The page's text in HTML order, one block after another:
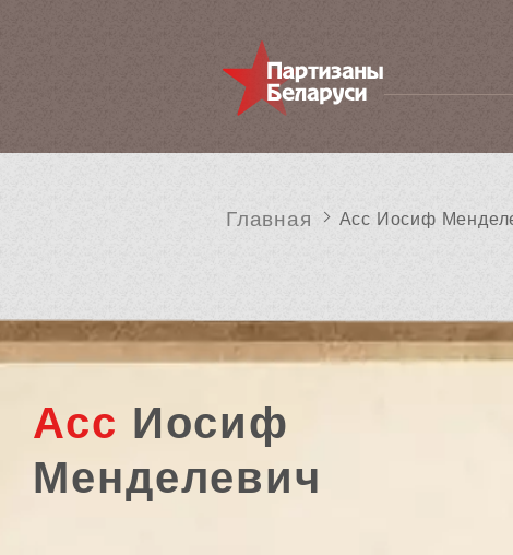
Главная Асс Иосиф
Асс Иосиф
Менделевич